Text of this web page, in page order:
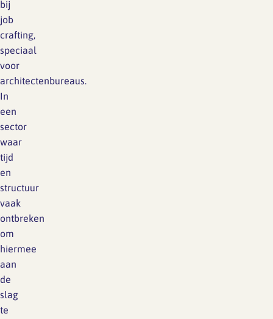
bij
job
crafting,
speciaal
voor
architectenbureaus.
In
een
sector
waar
tijd
en
structuur
vaak
ontbreken
om
hiermee
aan
de
slag
te